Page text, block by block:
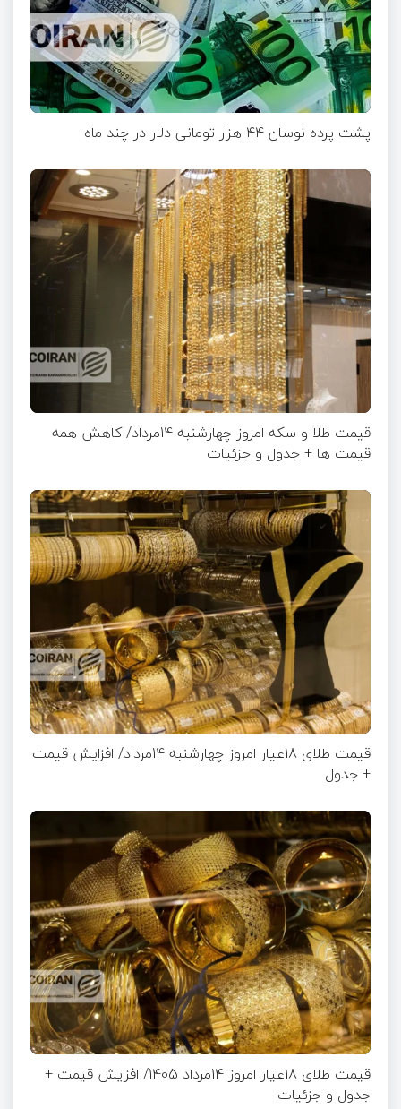
پشت پرده نوسان ۴۴ هزار تومانی دلار در چند ماه
قیمت طلا و سکه امروز چهارشنبه 14مرداد/ کاهش همه
قیمت ها + جدول و جزئیات
قیمت طلای 18عیار امروز چهارشنبه 14مرداد/ افزایش قیمت
+ جدول
قیمت طلای 18عیار امروز 14مرداد 1405/ افزایش قیمت +
جدول و جزئیات